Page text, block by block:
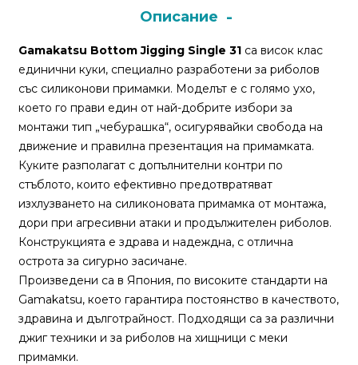
поводи
Плувки
за
риболов
Комплекти
риболов
Сонари
За
нас
Описание
Gamakatsu Bottom Jigging Single 31 са висок клас
единични куки, специално разработени за риболов
със силиконови примамки. Моделът е с голямо ухо,
което го прави един от най-добрите избори за
монтажи тип „чебурашка“, осигурявайки свобода на
движение и правилна презентация на примамката.
Куките разполагат с допълнителни контри по
стъблото, които ефективно предотвратяват
изхлузването на силиконовата примамка от монтажа,
дори при агресивни атаки и продължителен риболов.
Конструкцията е здрава и надеждна, с отлична
острота за сигурно засичане.
Произведени са в Япония, по високите стандарти на
Gamakatsu, което гарантира постоянство в качеството,
здравина и дълготрайност. Подходящи са за различни
джиг техники и за риболов на хищници с меки
примамки.